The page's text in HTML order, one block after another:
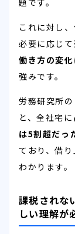
これに対し
必要に応じて
働き方の変
強みです。
労務研究所
と、全社宅
は5割超だっ
ており、借
わかります。
課税されな
しい理解が